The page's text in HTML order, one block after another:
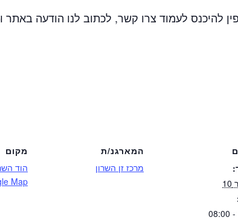
להיכנס לעמוד צרו קשר, לכתוב לנו הודעה באתר
המארגנ/ת
מרכז זן השרון
מקום
הוד
Map